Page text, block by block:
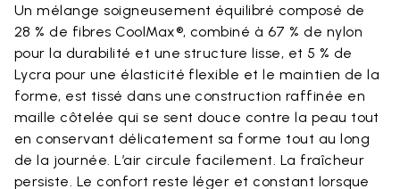
Un mélange soigneusement équilibré composé de
28 % de fibres CoolMax®, combiné à 67 % de nylon
pour la durabilité et une structure lisse, et 5 % de
Lycra pour une élasticité flexible et le maintien de la
forme, est tissé dans une construction raffinée en
maille côtelée qui se sent douce contre la peau tout
en conservant délicatement sa forme tout au long
de la journée. L’air circule facilement. La fraîcheur
persiste. Le confort reste léger et constant lorsque